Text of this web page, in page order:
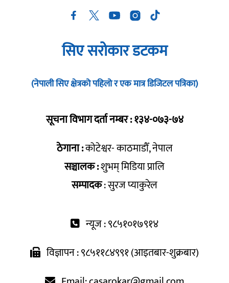
सिए सरोकार डटकम
(नेपाली सिए क्षेत्रको पहिलो र एक मात्र डिजिटल पत्रिका)
सूचना विभाग दर्ता नम्बर : १३४-०७३-७४
ठेगाना :कोटेश्वर- काठमाडौँ, नेपाल
सञ्चालक :शुभम् मिडिया प्रालि
सम्पादक: सुरज प्याकुरेल
न्यूज : ९८५१०१७९१४
विज्ञापन : ९८५११८४९९१ (आइतबार-शुक्रबार)